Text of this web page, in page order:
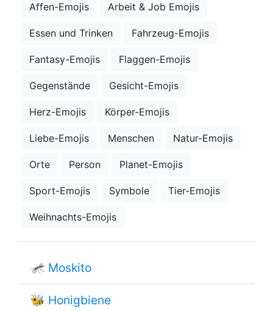
Affen-Emojis Arbeit & Job Emojis
Essen und Trinken Fahrzeug-Emojis
Fantasy-Emojis Flaggen-Emojis
Gegenstände Gesicht-Emojis
Herz-Emojis Körper-Emojis
Liebe-Emojis Menschen Natur-Emojis
Orte Person Planet-Emojis
Sport-Emojis Symbole Tier-Emojis
Weihnachts-Emojis
🦟 Moskito
🐝 Honigbiene